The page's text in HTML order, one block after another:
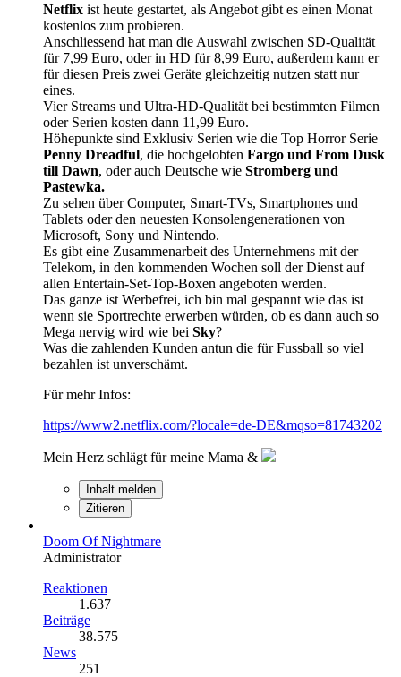
Netflix ist heute gestartet, als Angebot gibt es einen Monat
kostenlos zum probieren.
Anschliessend hat man die Auswahl zwischen SD-Qualität
für 7,99 Euro, oder in HD für 8,99 Euro, außerdem kann er
für diesen Preis zwei Geräte gleichzeitig nutzen statt nur
eines.
Vier Streams und Ultra-HD-Qualität bei bestimmten Filmen
oder Serien kosten dann 11,99 Euro.
Höhepunkte sind Exklusiv Serien wie die Top Horror Serie
Penny Dreadful, die hochgelobten Fargo und From Dusk
till Dawn, oder auch Deutsche wie Stromberg und
Pastewka.
Zu sehen über Computer, Smart-TVs, Smartphones und
Tablets oder den neuesten Konsolengenerationen von
Microsoft, Sony und Nintendo.
Es gibt eine Zusammenarbeit des Unternehmens mit der
Telekom, in den kommenden Wochen soll der Dienst auf
allen Entertain-Set-Top-Boxen angeboten werden.
Das ganze ist Werbefrei, ich bin mal gespannt wie das ist
wenn sie Sportrechte erwerben würden, ob es dann auch so
Mega nervig wird wie bei Sky?
Was die zahlenden Kunden antun die für Fussball so viel
bezahlen ist unverschämt.
Für mehr Infos:
https://www2.netflix.com/?locale=de-DE&mqso=81743202
Mein Herz schlägt für meine Mama &
Inhalt melden
Zitieren
Doom Of Nightmare
Administrator
Reaktionen
1.637
Beiträge
38.575
News
251